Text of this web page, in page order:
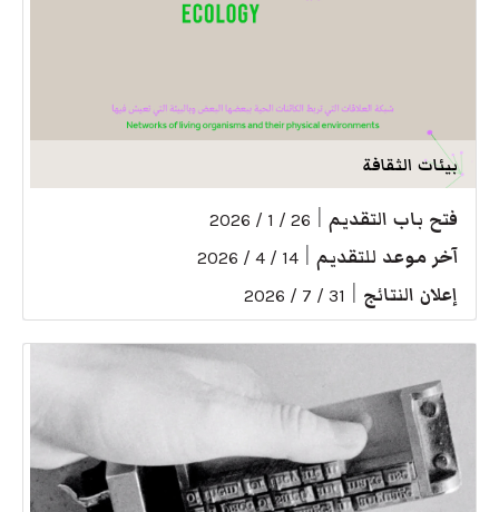
بيئات الثقافة
فتح باب التقديم 26 / 1 / 2026
آخر موعد للتقديم 14 / 4 / 2026
إعلان النتائج 31 / 7 / 2026